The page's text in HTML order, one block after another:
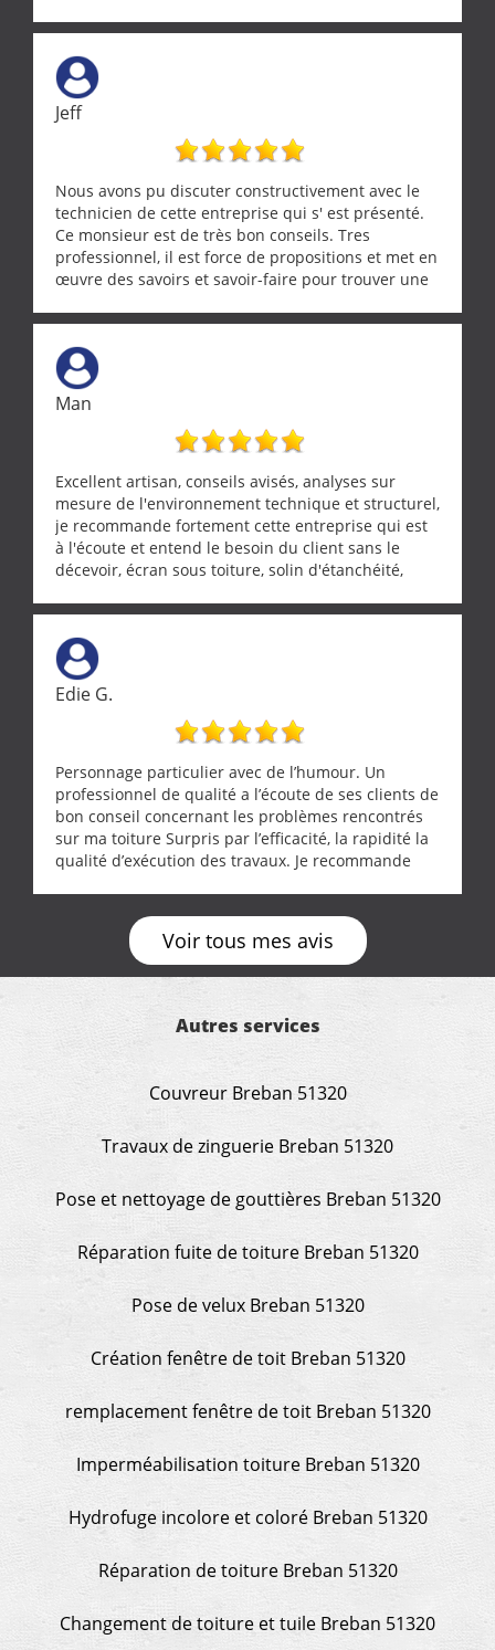
Jeff
Nous avons pu discuter constructivement avec le
technicien de cette entreprise qui s' est présenté.
Ce monsieur est de très bon conseils. Tres
professionnel, il est force de propositions et met en
œuvre des savoirs et savoir-faire pour trouver une
demande de l écoute et de la considération, ce qui
ne se trouve que chez les pationnés de leur métier.
Merci a ce monsieur pour sa disponibilité
Man
Excellent artisan, conseils avisés, analyses sur
mesure de l'environnement technique et structurel,
je recommande fortement cette entreprise qui est
à l'écoute et entend le besoin du client sans le
décevoir, écran sous toiture, solin d'étanchéité,
récupérateur d'eau, tout a été parfaitement mis en
œuvre sans besoin d'y revenir. confiance assurée.
Edie G.
Personnage particulier avec de l’humour. Un
professionnel de qualité a l’écoute de ses clients de
bon conseil concernant les problèmes rencontrés
sur ma toiture Surpris par l’efficacité, la rapidité la
qualité d’exécution des travaux. Je recommande
Voir tous mes avis
Autres services
Couvreur Breban 51320
Travaux de zinguerie Breban 51320
Pose et nettoyage de gouttières Breban 51320
Réparation fuite de toiture Breban 51320
Pose de velux Breban 51320
Création fenêtre de toit Breban 51320
remplacement fenêtre de toit Breban 51320
Imperméabilisation toiture Breban 51320
Hydrofuge incolore et coloré Breban 51320
Réparation de toiture Breban 51320
Changement de toiture et tuile Breban 51320